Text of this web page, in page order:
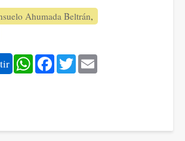
Ahumada Beltrán
WhatsApp
Facebook
Twitter